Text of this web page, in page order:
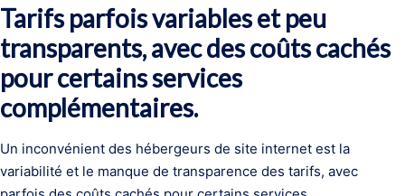
Tarifs parfois variables et peu
transparents, avec des coûts cachés
pour certains services
complémentaires.
Un inconvénient des hébergeurs de site internet est la
variabilité et le manque de transparence des tarifs, avec